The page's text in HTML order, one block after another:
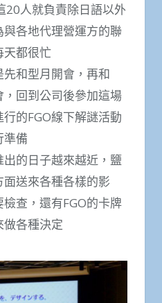
20人就負責除日語以外
與各地代理營運方的聯
天都很忙
和型月開會，再和
，回到公司後參加這場
的FGO線下解謎活動
準備
出的日子越來越近，鹽
送來各種各樣的影
查，還有FGO的卡牌
各種決定